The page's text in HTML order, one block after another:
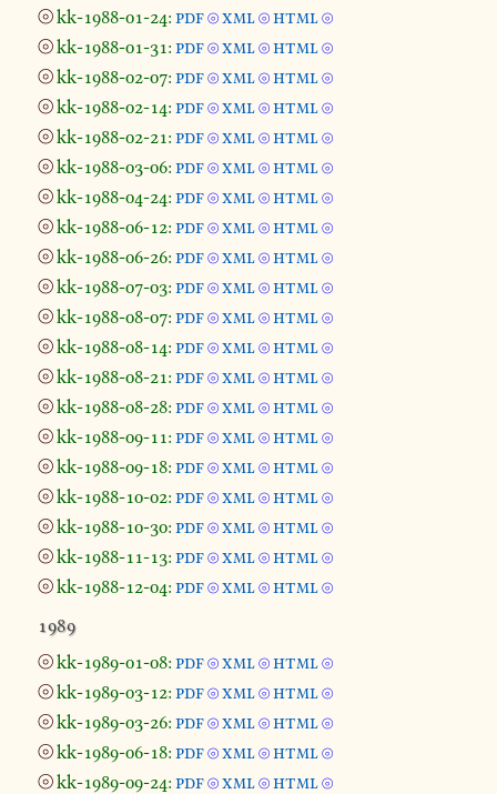
⦾kk-1988-01-24: pdf ⦾ xml ⦾ html ⦾
⦾kk-1988-01-31: pdf ⦾ xml ⦾ html ⦾
⦾kk-1988-02-07: pdf ⦾ xml ⦾ html ⦾
⦾kk-1988-02-14: pdf ⦾ xml ⦾ html ⦾
⦾kk-1988-02-21: pdf ⦾ xml ⦾ html ⦾
⦾kk-1988-03-06: pdf ⦾ xml ⦾ html ⦾
⦾kk-1988-04-24: pdf ⦾ xml ⦾ html ⦾
⦾kk-1988-06-12: pdf ⦾ xml ⦾ html ⦾
⦾kk-1988-06-26: pdf ⦾ xml ⦾ html ⦾
⦾kk-1988-07-03: pdf ⦾ xml ⦾ html ⦾
⦾kk-1988-08-07: pdf ⦾ xml ⦾ html ⦾
⦾kk-1988-08-14: pdf ⦾ xml ⦾ html ⦾
⦾kk-1988-08-21: pdf ⦾ xml ⦾ html ⦾
⦾kk-1988-08-28: pdf ⦾ xml ⦾ html ⦾
⦾kk-1988-09-11: pdf ⦾ xml ⦾ html ⦾
⦾kk-1988-09-18: pdf ⦾ xml ⦾ html ⦾
⦾kk-1988-10-02: pdf ⦾ xml ⦾ html ⦾
⦾kk-1988-10-30: pdf ⦾ xml ⦾ html ⦾
⦾kk-1988-11-13: pdf ⦾ xml ⦾ html ⦾
⦾kk-1988-12-04: pdf ⦾ xml ⦾ html ⦾
1989
⦾kk-1989-01-08: pdf ⦾ xml ⦾ html ⦾
⦾kk-1989-03-12: pdf ⦾ xml ⦾ html ⦾
⦾kk-1989-03-26: pdf ⦾ xml ⦾ html ⦾
⦾kk-1989-06-18: pdf ⦾ xml ⦾ html ⦾
⦾kk-1989-09-24: pdf ⦾ xml ⦾ html ⦾